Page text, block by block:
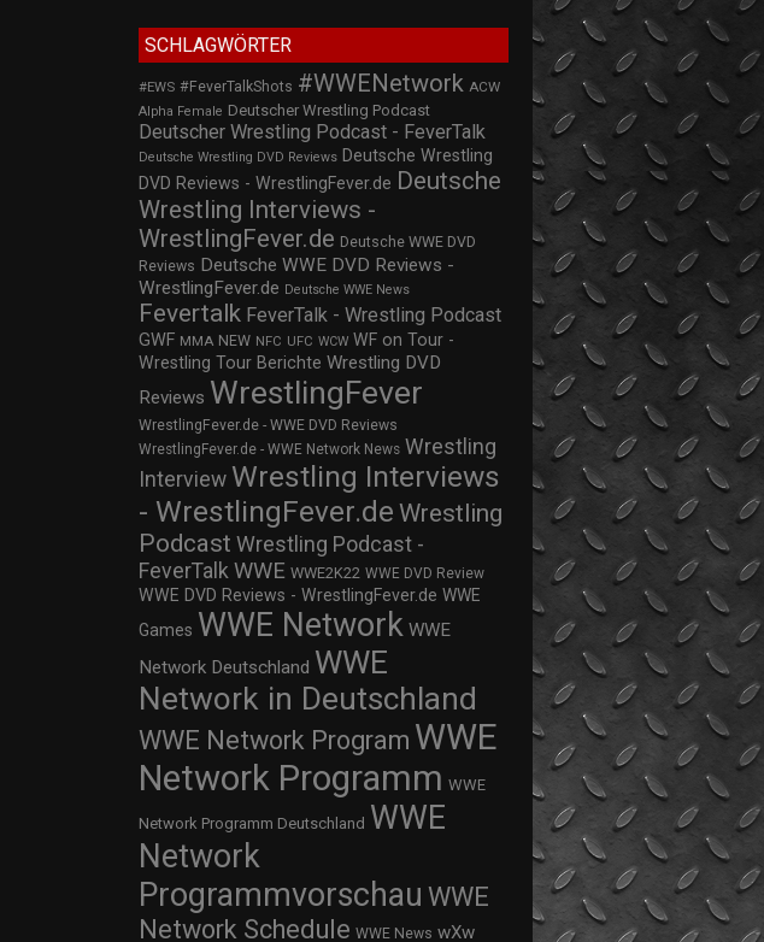
SCHLAGWÖRTER
#EWS #FeverTalkShots #WWENetwork ACW
Alpha Female Deutscher Wrestling Podcast
Deutscher Wrestling Podcast - FeverTalk
Deutsche Wrestling DVD Reviews Deutsche Wrestling
DVD Reviews - WrestlingFever.de Deutsche
Wrestling Interviews -
WrestlingFever.de Deutsche WWE DVD
Reviews Deutsche WWE DVD Reviews -
WrestlingFever.de Deutsche WWE News
Fevertalk FeverTalk - Wrestling Podcast
GWF MMA NEW NFC UFC WCW WF on Tour -
Wrestling Tour Berichte Wrestling DVD
Reviews WrestlingFever
WrestlingFever.de - WWE DVD Reviews
WrestlingFever.de - WWE Network News Wrestling
Interview Wrestling Interviews
- WrestlingFever.de Wrestling
Podcast Wrestling Podcast -
FeverTalk WWE WWE2K22 WWE DVD Review
WWE DVD Reviews - WrestlingFever.de WWE
Games WWE Network WWE
Network Deutschland WWE
Network in Deutschland
WWE Network Program WWE
Network Programm WWE
Network Programm Deutschland WWE
Network
Programmvorschau WWE
Network Schedule WWE News wXw